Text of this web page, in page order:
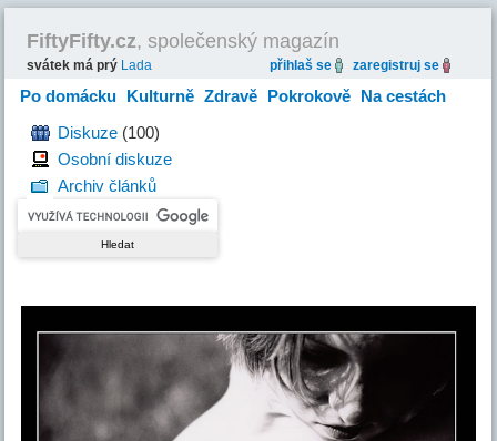
FiftyFifty.cz, společenský magazín
svátek má prý Lada přihlaš se zaregistruj se
Po domácku Kulturně Zdravě Pokrokově Na cestách
HravěDiskuze (100)
Osobní diskuze
Archiv článků